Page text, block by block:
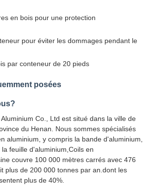
en bois pour une protection
pour éviter les dommages pendant le
par conteneur de 20 pieds
posées
Co., Ltd est situé dans la ville de
du Henan. Nous sommes spécialisés
aluminium, y compris la bande d'aluminium,
feuille d'aluminium,Coils en
couvre 100 000 mètres carrés avec 476
plus de 200 000 tonnes par an.dont les
plus de 40%.